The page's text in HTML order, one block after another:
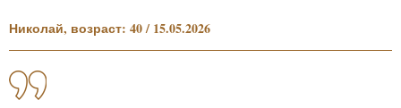
Николай, возраст: 40 / 15.05.2026